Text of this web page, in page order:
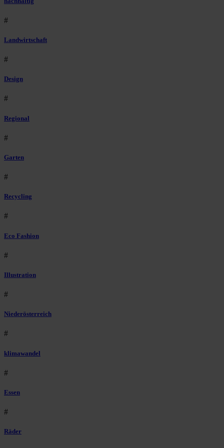
#
Landwirtschaft
#
Design
#
Regional
#
Garten
#
Recycling
#
Eco Fashion
#
Illustration
#
Niederösterreich
#
klimawandel
#
Essen
#
Räder